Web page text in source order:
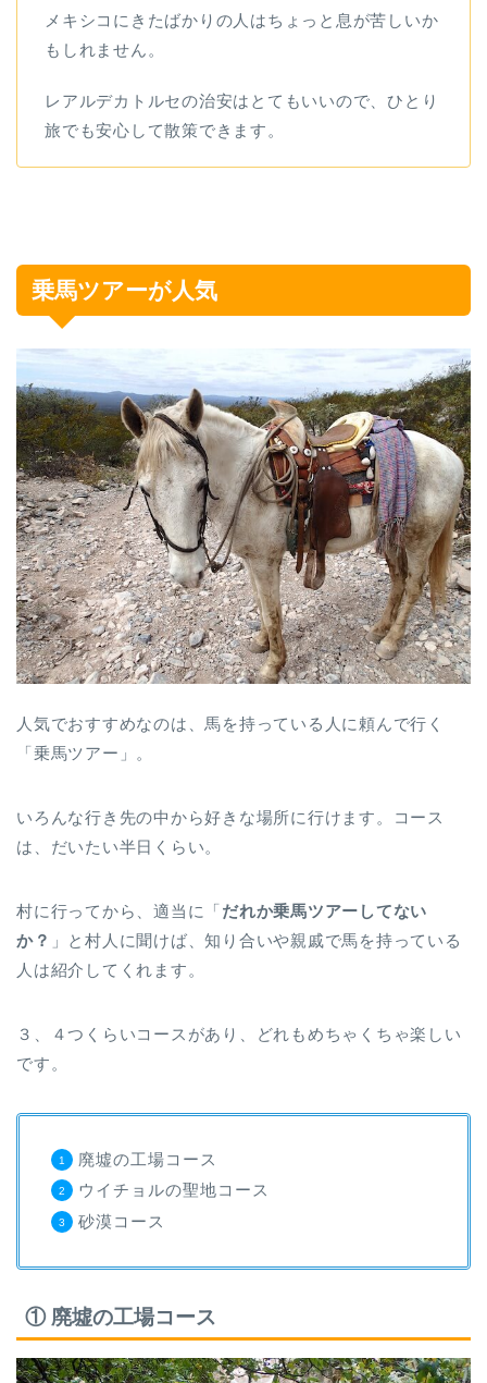
メキシコにきたばかりの人はちょっと息が苦しいか
もしれません。
レアルデカトルセの治安はとてもいいので、ひとり
旅でも安心して散策できます。
乗馬ツアーが人気
人気でおすすめなのは、馬を持っている人に頼んで行く
「乗馬ツアー」。
いろんな行き先の中から好きな場所に行けます。コース
は、だいたい半日くらい。
村に行ってから、適当に「だれか乗馬ツアーしてない
か？ 」と村人に聞けば、知り合いや親戚で馬を持っている
人は紹介してくれます。
３、４つくらいコースがあり、どれもめちゃくちゃ楽しい
です。
廃墟の工場コース
ウイチョルの聖地コース
砂漠コース
① 廃墟の工場コース